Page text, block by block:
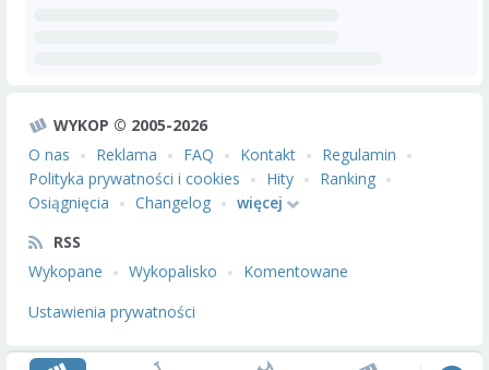
WYKOP © 2005-2026
O nas
Reklama FAQ Kontakt
Regulamin
Polityka prywatności i cookies
Hity
Ranking
Osiągnięcia
Changelog
więcej
RSS
Wykopane
Wykopalisko
Komentowane
Ustawienia prywatności